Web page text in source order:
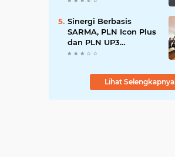
Percepatan Proyek
Pengendalian
Bencana
Sinergi Berbasis
SARMA, PLN Icon Plus
dan PLN UP3
Tanjungpinang
Strategis
Lihat Selengkapnya